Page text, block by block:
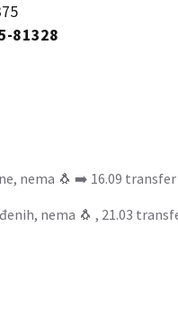
81328
nema 🐧 ➡️ 16.09 transfer
nema 🐧 , 21.03